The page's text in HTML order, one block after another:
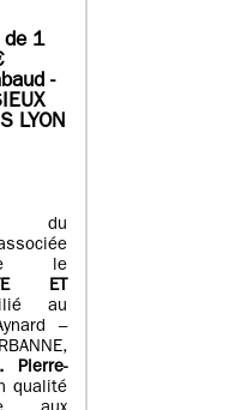
de 1
-
LYON
du
le
ET
au
–
Pierre-
qualité